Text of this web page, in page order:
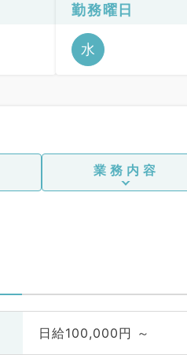
勤務曜日
水
業務内容
日給100,000円 ～